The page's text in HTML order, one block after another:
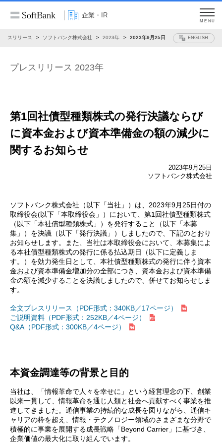
企業・IR
MENU
レスリリース ソフトバンク株式会社 2023年 2023年9月25日 ENGLISH
プレスリリース 2023年
第1回社債型種類株式の発行決議ならび
に資本金および資本準備金の額の減少に
関するお知らせ
2023年9月25日
ソフトバンク株式会社
ソフトバンク株式会社（以下「当社」）は、2023年9月25日付の
取締役会(以下「本取締役会」）において、第1回社債型種類株式
（以下「本社債型種類株式」）を発行すること（以下「本募
集」）を決議（以下「発行決議」）しましたので、下記のとおり
お知らせします。また、当社は本取締役会において、本募集によ
る本社債型種類株式の発行に係る払込期日（以下に定義しま
す。）を効力発生日として、本社債型種類株式の発行に伴う資本
金および資本準備金増加分の全部につき、資本金および資本準備
金の額を減少することを決議しましたので、併せてお知らせしま
す。
全文プレスリリース（PDF形式：340KB／17ページ）
ご説明資料（PDF形式：252KB／4ページ）
Q&A（PDF形式：300KB／4ページ）
本資金調達等の背景と目的
当社は、「情報革命で人々を幸せに」という経営理念の下、創業
以来一貫して、情報革命を通じ人類と社会へ貢献すべく事業を推
進してきました。通信事業の持続的な成長を図りながら、通信キ
ャリアの枠を超え、情報・テクノロジー領域のさまざまな分野で
積極的に事業を展開する成長戦略「Beyond Carrier」に基づき、
企業価値の最大化に取り組んでいます。